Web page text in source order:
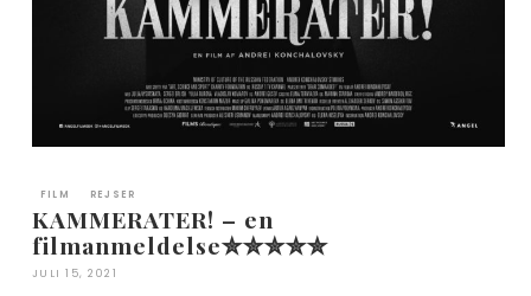
FILM REJSER
KAMMERATER! – en
filmanmeldelse✮✮✮✮✮
JULI 15, 2021